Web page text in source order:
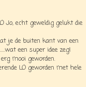
Jo, echt geweldig gelukt die
je de buiten kant van een
een super idee zeg!
mooi geworden.
LO geworden met hele